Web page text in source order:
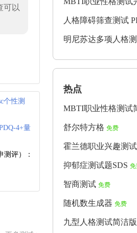
可以
个性测
4+量
测评）：
人格障碍筛查测试
明尼苏达多项人格测验mmpi完
热点
MBTI职业性格测试简
舒尔特方格 免费
霍兰德职业兴趣测试精
抑郁症测试题SDS 免
智商测试 免费
随机数生成器 免费
九型人格测试简洁版